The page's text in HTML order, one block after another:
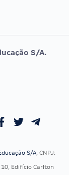
S/A.
S/A, CNPJ:
Edifício Carlton